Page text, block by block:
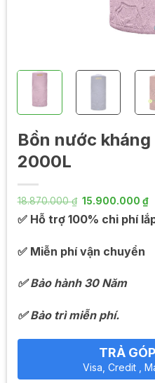
Bồn nước kháng
2000L
18.870.000₫ Giá
là:
18.870.000 ₫.
15.900.000 ₫
là:
✅ Hỗ trợ 100% chi phí
✅ Miễn phí vận chuyển
✅ Bảo hành 30 Năm
✅ Bảo trì miễn phí.
TRẢ
Visa, Credit ,